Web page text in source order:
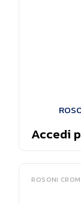
Accedi
ROSONI